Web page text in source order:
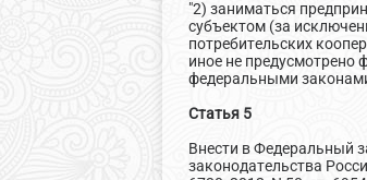
"2) заниматься
субъектом (за
потребительских
иное не
федеральными
Статья 5
Внести в Федеральный
законодательства